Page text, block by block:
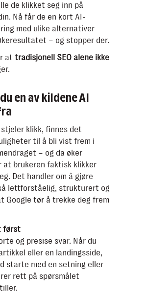
de klikket seg inn på
Nå får de en kort AI-
med ulike alternativer
– og stopper der.
at tradisjonell SEO alene ikke
en av kildene AI
stjeler klikk, finnes det
til å bli vist frem i
– og da øker
at brukeren faktisk klikker
Det handler om å gjøre
lettforståelig, strukturert og
Google tør å trekke deg frem
først
og presise svar. Når du
eller en landingsside,
starte med en setning eller
rett på spørsmålet